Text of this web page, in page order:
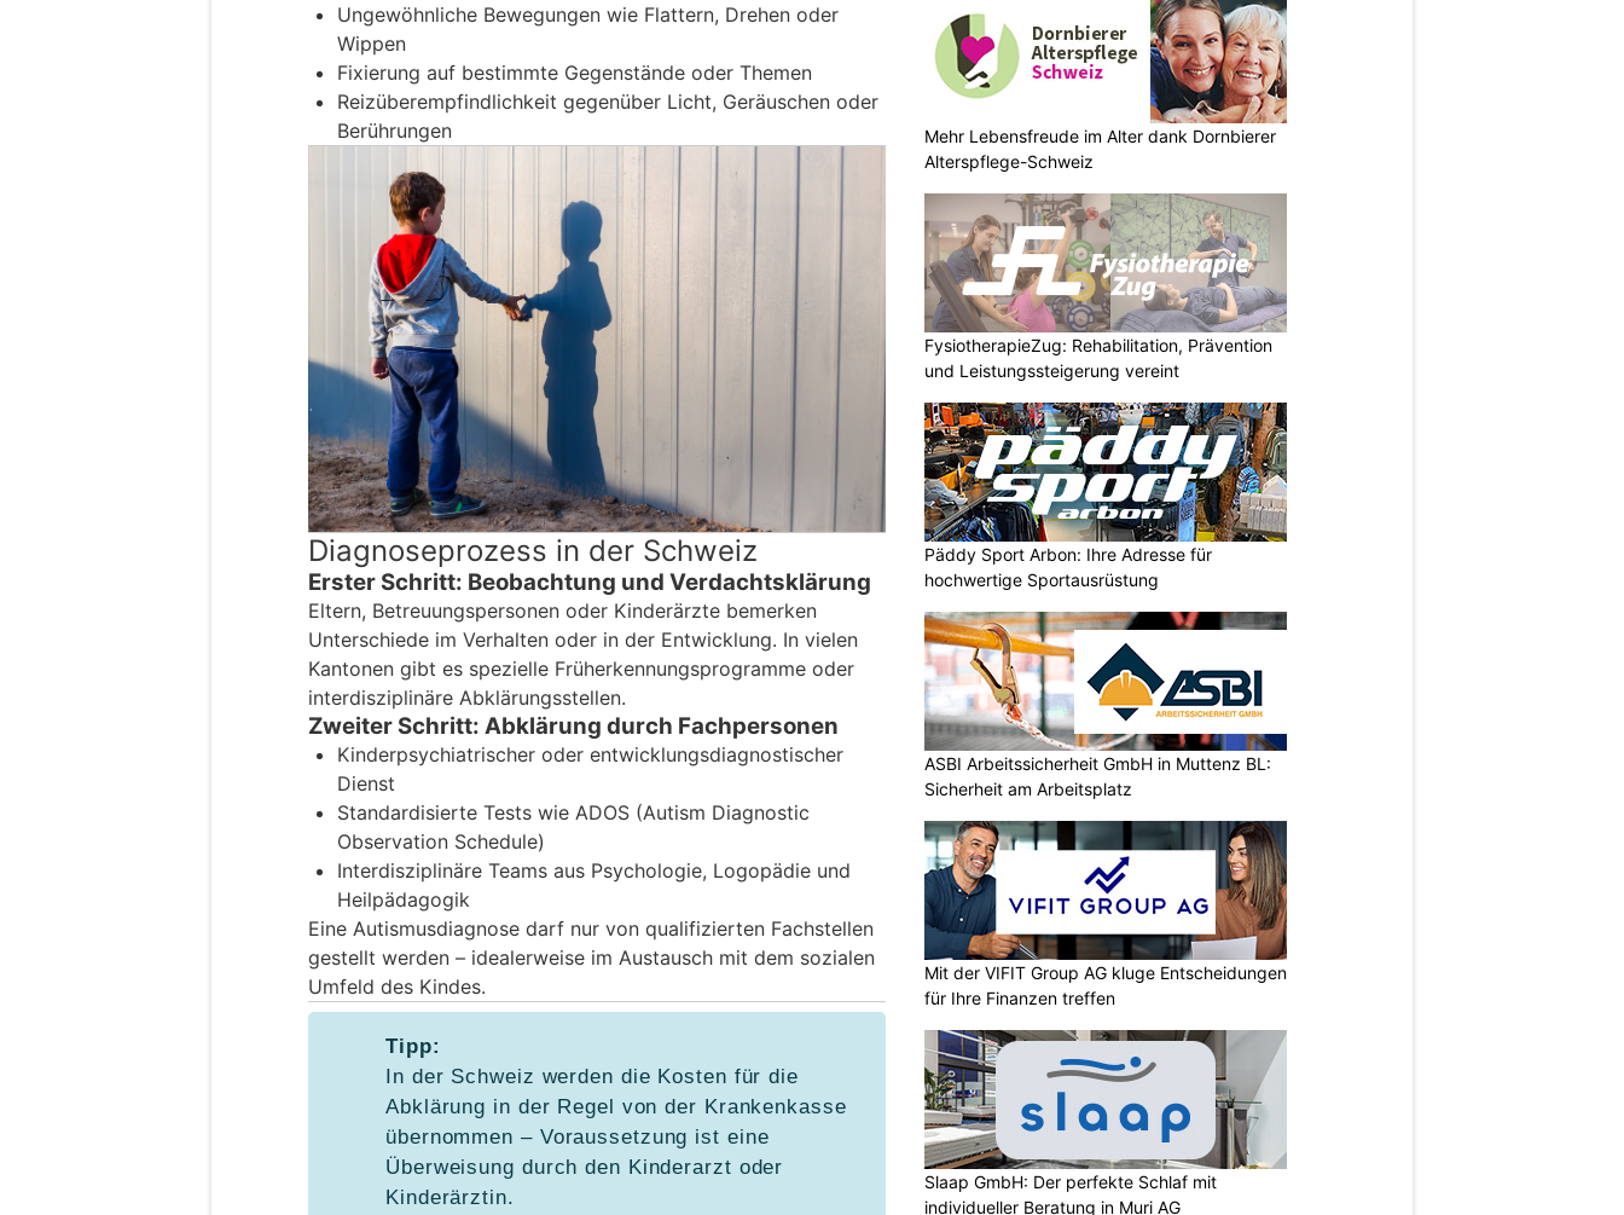
Ungewöhnliche Bewegungen wie Flattern, Drehen oder
Wippen
Fixierung auf bestimmte Gegenstände oder Themen
Reizüberempfindlichkeit gegenüber Licht, Geräuschen oder
Berührungen
Diagnoseprozess in der Schweiz
Erster Schritt: Beobachtung und Verdachtsklärung
Eltern, Betreuungspersonen oder Kinderärzte bemerken
Unterschiede im Verhalten oder in der Entwicklung. In vielen
Kantonen gibt es spezielle Früherkennungsprogramme oder
interdisziplinäre Abklärungsstellen.
Zweiter Schritt: Abklärung durch Fachpersonen
Kinderpsychiatrischer oder entwicklungsdiagnostischer
Dienst
Standardisierte Tests wie ADOS (Autism Diagnostic
Observation Schedule)
Interdisziplinäre Teams aus Psychologie, Logopädie und
Heilpädagogik
Eine Autismusdiagnose darf nur von qualifizierten Fachstellen
gestellt werden – idealerweise im Austausch mit dem sozialen
Umfeld des Kindes.
Tipp:
In der Schweiz werden die Kosten für die
Abklärung in der Regel von der Krankenkasse
übernommen – Voraussetzung ist eine
Überweisung durch den Kinderarzt oder
Kinderärztin.
Mehr Lebensfreude im Alter dank Dornbierer
Alterspflege-Schweiz
FysiotherapieZug: Rehabilitation, Prävention
und Leistungssteigerung vereint
Päddy Sport Arbon: Ihre Adresse für
hochwertige Sportausrüstung
ASBI Arbeitssicherheit GmbH in Muttenz BL:
Sicherheit am Arbeitsplatz
Mit der VIFIT Group AG kluge Entscheidungen
für Ihre Finanzen treffen
Slaap GmbH: Der perfekte Schlaf mit
individueller Beratung in Muri AG